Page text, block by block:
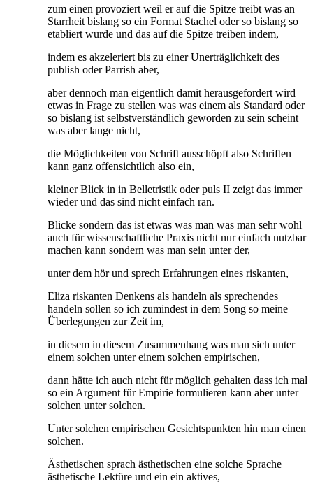
zum einen provoziert weil er auf die Spitze treibt was an
Starrheit bislang so ein Format Stachel oder so bislang so
etabliert wurde und das auf die Spitze treiben indem,
indem es akzeleriert bis zu einer Unerträglichkeit des
publish oder Parrish aber,
aber dennoch man eigentlich damit herausgefordert wird
etwas in Frage zu stellen was was einem als Standard oder
so bislang ist selbstverständlich geworden zu sein scheint
was aber lange nicht,
die Möglichkeiten von Schrift ausschöpft also Schriften
kann ganz offensichtlich also ein,
kleiner Blick in in Belletristik oder puls II zeigt das immer
wieder und das sind nicht einfach ran.
Blicke sondern das ist etwas was man was man sehr wohl
auch für wissenschaftliche Praxis nicht nur einfach nutzbar
machen kann sondern was man sein unter der,
unter dem hör und sprech Erfahrungen eines riskanten,
Eliza riskanten Denkens als handeln als sprechendes
handeln sollen so ich zumindest in dem Song so meine
Überlegungen zur Zeit im,
in diesem in diesem Zusammenhang was man sich unter
einem solchen unter einem solchen empirischen,
dann hätte ich auch nicht für möglich gehalten dass ich mal
so ein Argument für Empirie formulieren kann aber unter
solchen unter solchen.
Unter solchen empirischen Gesichtspunkten hin man einen
solchen.
Ästhetischen sprach ästhetischen eine solche Sprache
ästhetische Lektüre und ein ein aktives,